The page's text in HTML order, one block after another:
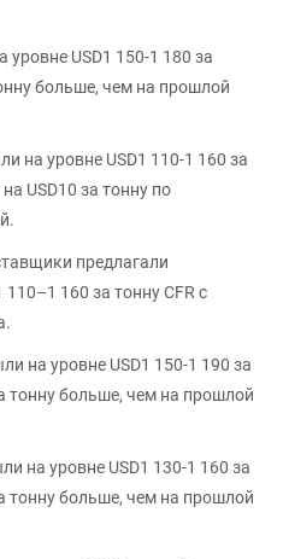
USD1 150-1 180 за
больше, чем на прошлой
на уровне USD1 110-1 160 за
USD10 за тонну по
предлагали
160 за тонну CFR с
на уровне USD1 150-1 190 за
тонну больше, чем на прошлой
на уровне USD1 130-1 160 за
тонну больше, чем на прошлой